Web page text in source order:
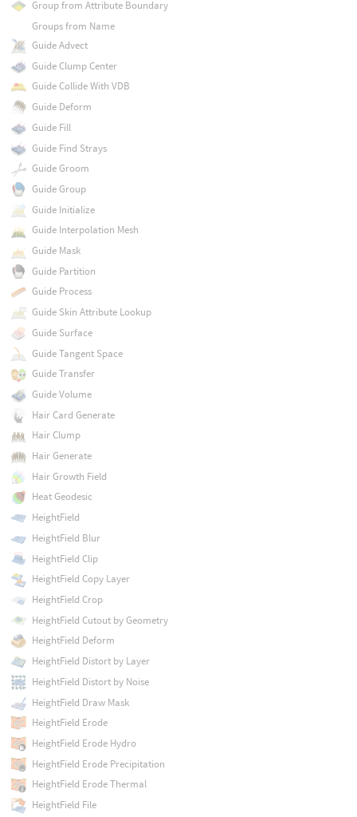
Group from Attribute Boundary
Groups from Name
Guide Advect
Guide Clump Center
Guide Collide With VDB
Guide Deform
Guide Fill
Guide Find Strays
Guide Groom
Guide Group
Guide Initialize
Guide Interpolation Mesh
Guide Mask
Guide Partition
Guide Process
Guide Skin Attribute Lookup
Guide Surface
Guide Tangent Space
Guide Transfer
Guide Volume
Hair Card Generate
Hair Clump
Hair Generate
Hair Growth Field
Heat Geodesic
HeightField
HeightField Blur
HeightField Clip
HeightField Copy Layer
HeightField Crop
HeightField Cutout by Geometry
HeightField Deform
HeightField Distort by Layer
HeightField Distort by Noise
HeightField Draw Mask
HeightField Erode
HeightField Erode Hydro
HeightField Erode Precipitation
HeightField Erode Thermal
HeightField File